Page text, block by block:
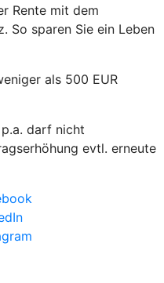
Rente mit dem
So sparen Sie ein Leben
als 500 EUR
darf nicht
evtl. erneute